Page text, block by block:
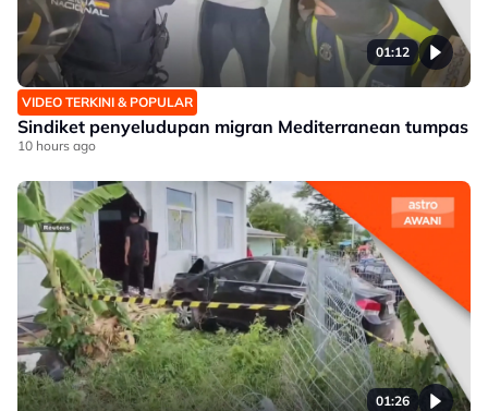
01:12
VIDEO TERKINI & POPULAR
Sindiket penyeludupan migran Mediterranean tumpas
10 hours ago
01:26